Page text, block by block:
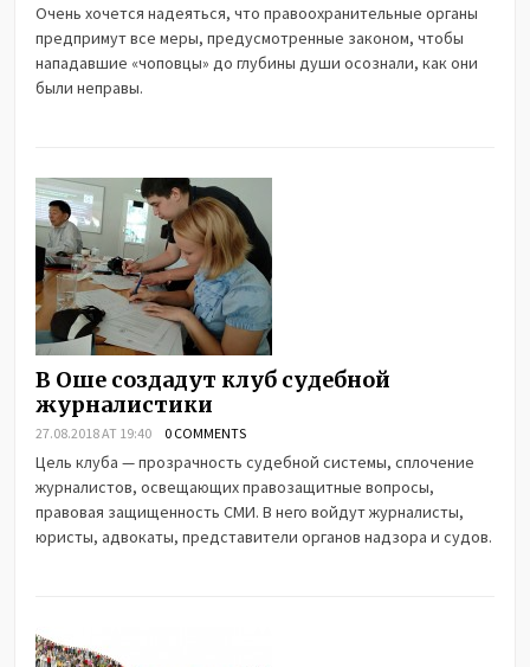
Очень хочется надеяться, что правоохранительные органы
предпримут все меры, предусмотренные законом, чтобы
нападавшие «чоповцы» до глубины души осознали, как они
были неправы.
В Оше создадут клуб судебной
журналистики
27.08.2018 AT 19:40 0 COMMENTS
Цель клуба — прозрачность судебной системы, сплочение
журналистов, освещающих правозащитные вопросы,
правовая защищенность СМИ. В него войдут журналисты,
юристы, адвокаты, представители органов надзора и судов.